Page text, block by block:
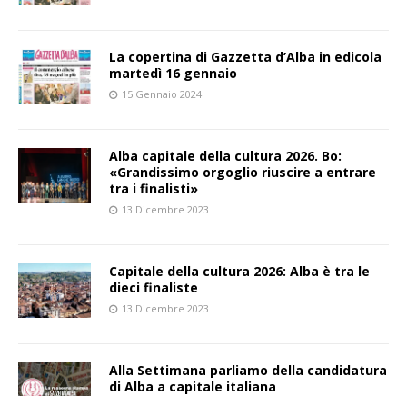
La copertina di Gazzetta d’Alba in edicola
martedì 16 gennaio
15 Gennaio 2024
Alba capitale della cultura 2026. Bo:
«Grandissimo orgoglio riuscire a entrare
tra i finalisti»
13 Dicembre 2023
Capitale della cultura 2026: Alba è tra le
dieci finaliste
13 Dicembre 2023
Alla Settimana parliamo della candidatura
di Alba a capitale italiana